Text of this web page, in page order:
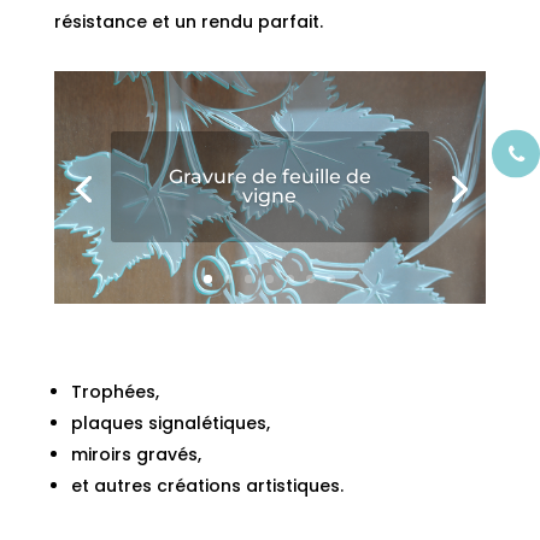
résistance et un rendu parfait.
Gravure de feuille de
vigne
Trophées,
plaques signalétiques,
miroirs gravés,
et autres créations artistiques.